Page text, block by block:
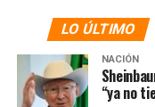
NOTAS RELACIONADAS:
INCONGRUENCIA DE
MARU CAMPOS
PRINCIPAL
LO ÚLTIMO
NACIÓN
“ya no